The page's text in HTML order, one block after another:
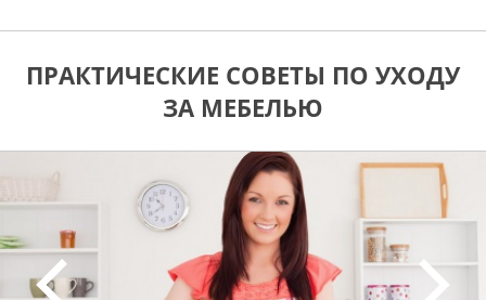
ПРАКТИЧЕСКИЕ СОВЕТЫ ПО УХОДУ
ЗА МЕБЕЛЬЮ